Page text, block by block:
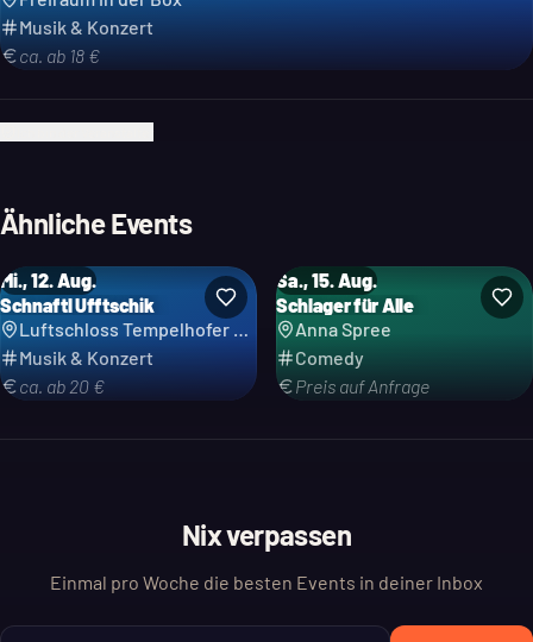
Musik & Konzert
ca. ab 18 €
Ähnliche Events
Mi., 12. Aug.
Schnaftl Ufftschik
Luftschloss Tempelhofer Feld
Musik & Konzert
ca. ab 20 €
Sa., 15. Aug.
Schlager für Alle
Anna Spree
Comedy
Preis auf Anfrage
Kategorie: Comedy
Nix verpassen
Einmal pro Woche die besten Events in deiner Inbox